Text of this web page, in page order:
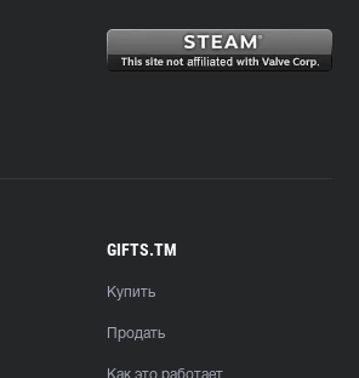
GIFTS.TM
Купить
Продать
Как это работает